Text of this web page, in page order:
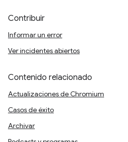
Contribuir
Informar un error
Ver incidentes abiertos
Contenido relacionado
Actualizaciones de Chromium
Casos de éxito
Archivar